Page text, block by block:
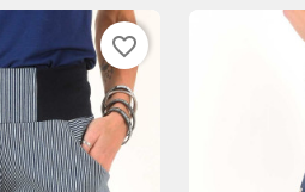
favorite_border